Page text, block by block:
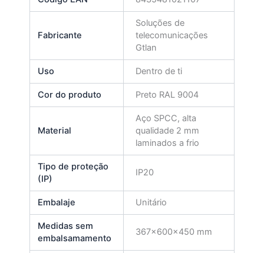
Fabricante
Soluções de
telecomunicações
Gtlan
Uso Dentro de ti
Cor do produto Preto RAL 9004
Material
Aço SPCC, alta
qualidade 2 mm
laminados a frio
Tipo de proteção
(IP)
IP20
Embalaje Unitário
Medidas sem
embalsamamento
367x600x450 mm